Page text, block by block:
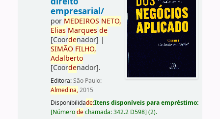
empresarial/
por MEDEIROS NETO,
Elias Marques de
[Coordenador] |
SIMÃO FILHO,
Adalberto
[Coordenador].
Editora:São Paulo:
Almedina,2015
Disponibilidade:Itens disponíveis para empréstimo:
[Númerodechamada:342.2 D598] (2).